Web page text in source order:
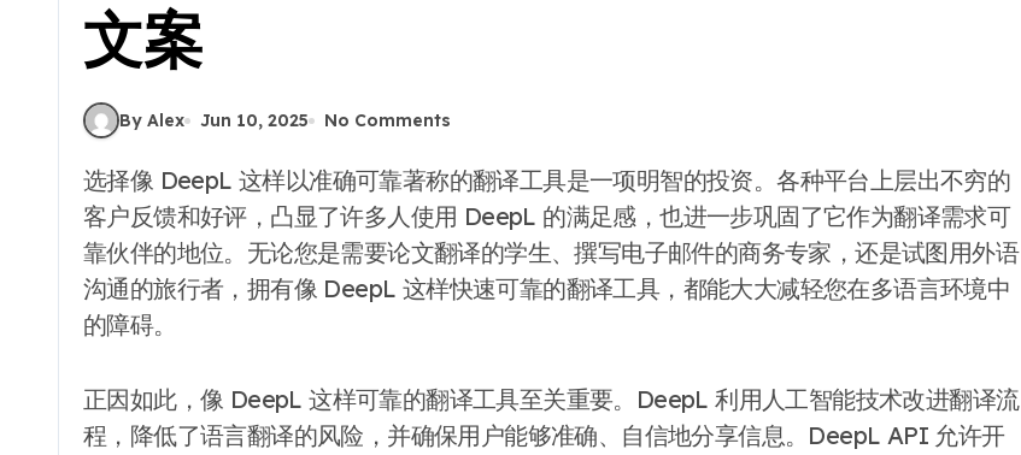
文案
By Alex Jun 10, 2025 No Comments
选择像 DeepL 这样以准确可靠著称的翻译工具是一项明智的投资。各种平台上层出不穷的
客户反馈和好评，凸显了许多人使用 DeepL 的满足感，也进一步巩固了它作为翻译需求可
靠伙伴的地位。无论您是需要论文翻译的学生、撰写电子邮件的商务专家，还是试图用外语
沟通的旅行者，拥有像 DeepL 这样快速可靠的翻译工具，都能大大减轻您在多语言环境中
的障碍。
正因如此，像 DeepL 这样可靠的翻译工具至关重要。DeepL 利用人工智能技术改进翻译流
程，降低了语言翻译的风险，并确保用户能够准确、自信地分享信息。DeepL API 允许开